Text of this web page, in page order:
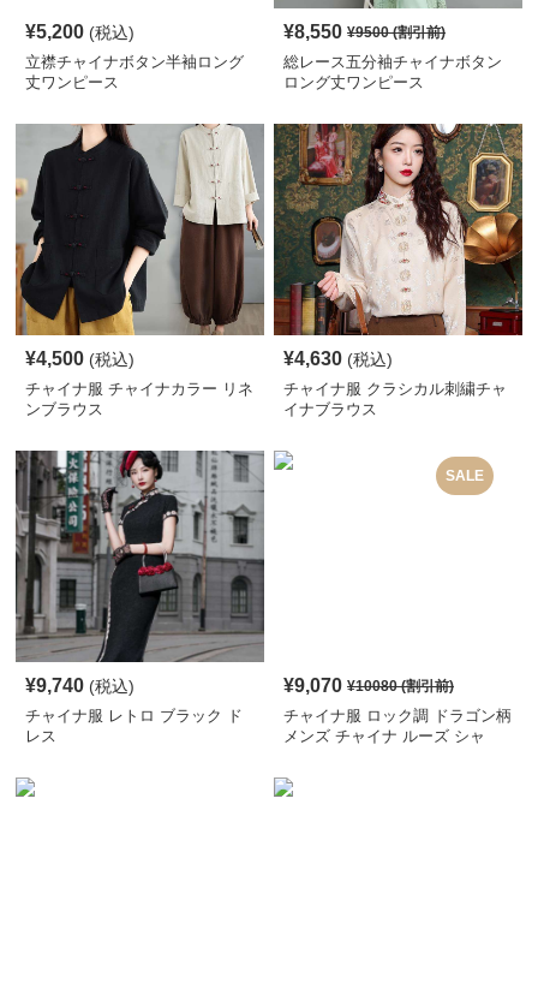
¥5,200 (税込)
立襟チャイナボタン半袖ロング
丈ワンピース
¥8,550 ¥9500(割引前)
総レース五分袖チャイナボタン
ロング丈ワンピース
¥4,500 (税込)
チャイナ服 チャイナカラー リネ
ンブラウス
¥4,630 (税込)
チャイナ服 クラシカル刺繍チャ
イナブラウス
¥9,740 (税込)
チャイナ服 レトロ ブラック ド
レス
SALE
¥9,070 ¥10080(割引前)
チャイナ服 ロック調 ドラゴン柄
メンズ チャイナ ルーズ シャ